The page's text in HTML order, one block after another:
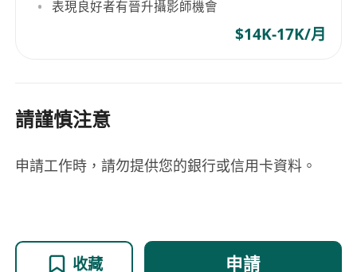
表現良好者有晉升攝影師機會
$14K-17K/月
請謹慎注意
申請工作時，請勿提供您的銀行或信用卡資料。
收藏 申請